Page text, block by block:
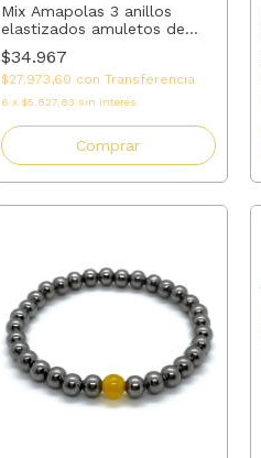
Mix Amapolas 3 anillos
elastizados amuletos de
acero y mostacillas rojas |
AMALO
$34.967
$27.973,60 con Transferencia
6 x $5.827,83 sin interés
Comprar